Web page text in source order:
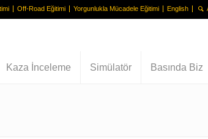
Off-Road Eğitimi Yorgunlukla Mücadele Eğitimi English
Kaza İnceleme Simülatör Basında Biz